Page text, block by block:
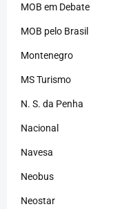
MOB em Debate
MOB pelo Brasil
Montenegro
MS Turismo
N. S. da Penha
Nacional
Navesa
Neobus
Neostar